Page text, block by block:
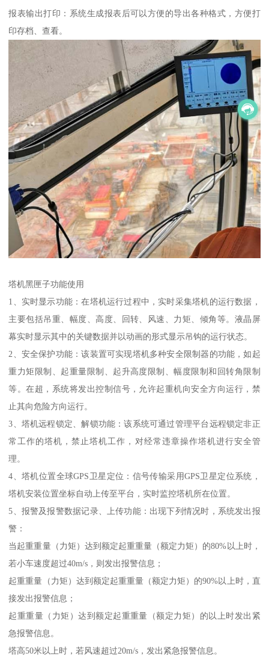
报表输出打印：系统生成报表后可以方便的导出各种格式，方便打
印存档、查看。
塔机黑匣子功能使用
1、实时显示功能：在塔机运行过程中，实时采集塔机的运行数据，
主要包括吊重、幅度、高度、回转、风速、力矩、倾角等。液晶屏
幕实时显示其中的关键数据并以动画的形式显示吊钩的运行状态。
2、安全保护功能：该装置可实现塔机多种安全限制器的功能，如起
重力矩限制、起重量限制、起升高度限制、幅度限制和回转角限制
等。在超，系统将发出控制信号，允许起重机向安全方向运行，禁
止其向危险方向运行。
3、塔机远程锁定、解锁功能：该系统可通过管理平台远程锁定非正
常工作的塔机，禁止塔机工作，对经常违章操作塔机进行安全管
理。
4、塔机位置全球GPS卫星定位：信号传输采用GPS卫星定位系统，
塔机安装位置坐标自动上传至平台，实时监控塔机所在位置。
5、报警及报警数据记录、上传功能：出现下列情况时，系统发出报
警：
当起重重量（力矩）达到额定起重重量（额定力矩）的80%以上时，
若小车速度超过40m/s，则发出报警信息；
起重重量（力矩）达到额定起重重量（额定力矩）的90%以上时，直
接发出报警信息；
起重重量（力矩）达到额定起重重量（额定力矩）的以上时发出紧
急报警信息。
塔高50米以上时，若风速超过20m/s，发出紧急报警信息。